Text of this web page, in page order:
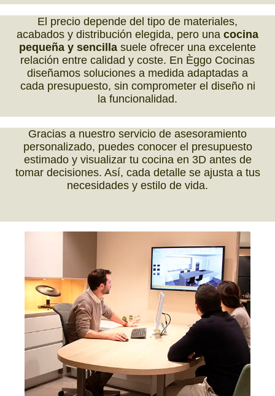
El precio depende del tipo de materiales,
acabados y distribución elegida, pero una cocina
pequeña y sencilla suele ofrecer una excelente
relación entre calidad y coste. En Èggo Cocinas
diseñamos soluciones a medida adaptadas a
cada presupuesto, sin comprometer el diseño ni
la funcionalidad.
Gracias a nuestro servicio de asesoramiento
personalizado, puedes conocer el presupuesto
estimado y visualizar tu cocina en 3D antes de
tomar decisiones. Así, cada detalle se ajusta a tus
necesidades y estilo de vida.